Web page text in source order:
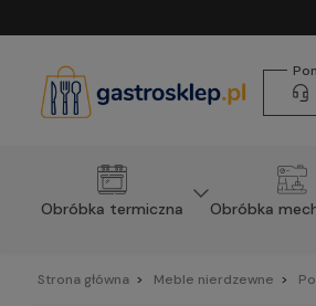
Obróbka termiczna Obróbka
Strona główna Meble nierdzewne